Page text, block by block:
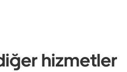
hizmetler